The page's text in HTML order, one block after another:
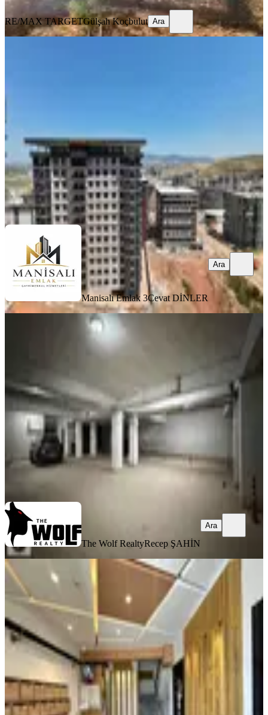
RE/MAX TARGETGülşah Koçbulut Ara
4.695.000 ₺4.950.000 ₺
Manisalı Emlak 3 Cevat DİNLER
Ara
Manisalı Emlak 3Cevat DİNLER
Ara
Menemende Satılık Daire 3+1
Koyundere Gazi Mahallesi
3+1· 3. Kat·17.07.2026
4.900.000 ₺
The Wolf Realty Recep ŞAHİN
The Wolf RealtyRecep ŞAHİN
Ara
BALKONLU
İzmir Menemenin Gelişen Değer
Katan Bölgesin'de Satılk 1+1 Daire
Menemen, Gazi Mahallesi
·55 m²· 2. Kat·17.07.2026
3.150.000 ₺
Salman GayrimenkulMurat Salman